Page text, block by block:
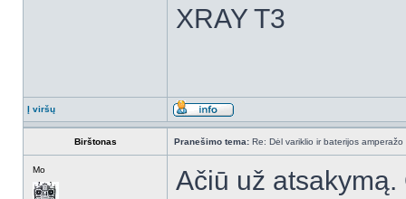
XRAY T3
Į viršų
Birštonas Pranešimo tema: Re: Dėl variklio ir baterijos amperažo
Mo
Ačiū už